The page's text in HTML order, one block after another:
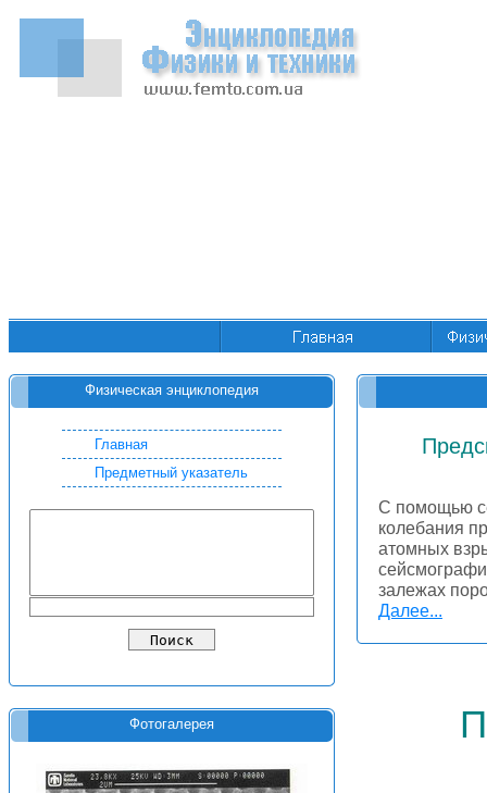
Физическая энциклопедия
Главная
Предметный указатель
Фотогалерея
С помощью
колебания
атомных
залежах
Далее...